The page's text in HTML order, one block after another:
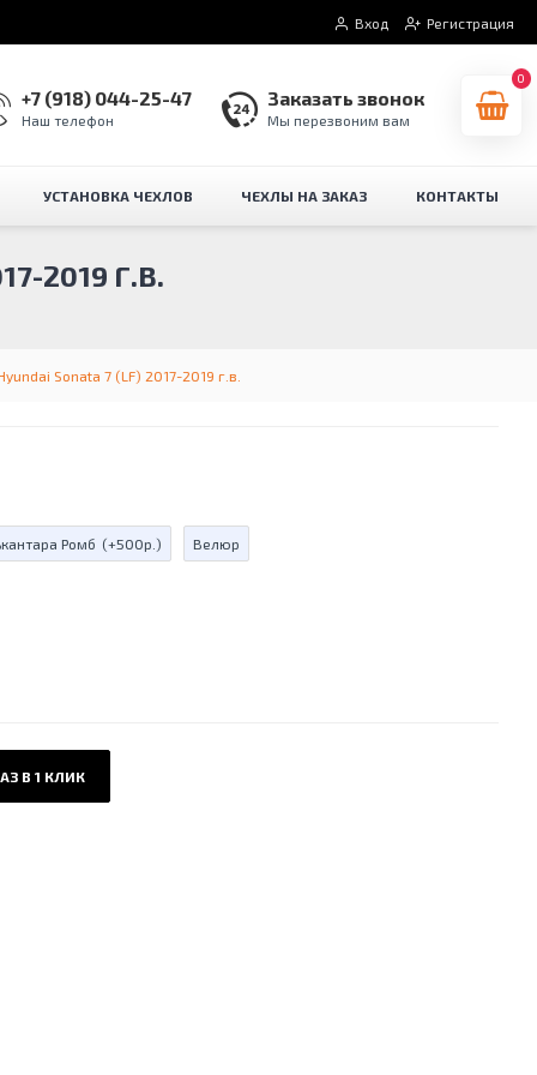
Вход Регистрация
+7 (918) 044-25-47
Наш телефон
Заказать звонок
Мы перезвоним вам
0
УСТАНОВКА ЧЕХЛОВ ЧЕХЛЫ НА ЗАКАЗ КОНТАКТЫ
Sonata 7 (LF) 2017-2019 г.в.
2019 Г.В.
Ромб (+500р.) Велюр
В 1 КЛИК